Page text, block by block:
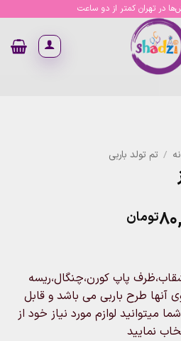
در تهران کمتر از دو ساعت
/ تم تولد باربی
تومان
through
۱۷۰,۰۰۰تومان
پاپ کورن،چنگال،ریسه
آنها طرح باربی می باشد و قابل
میتوانید لوازم مورد نیاز خود از
نمایید